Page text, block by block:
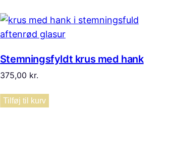
Stemningsfyldt krus med hank
375,00 kr.
Tilføj til kurv